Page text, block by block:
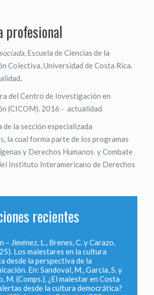
profesional
, Escuela de Ciencias de la
Colectiva, Universidad de Costa Rica.
del Centro de Investigación en
(CICOM). 2016 - actualidad
la sección especializada
la cual forma parte de los programas
y Derechos Humanos y Combate
Instituto Interamericano de Derechos
recientes
– Jiménez, L., Brenes, C. y Carazo,
Los malestares en la cultura
desde la perspectiva de la
En: Sandoval, M., Garcia, S. y
M. (Comps.), ¿El malestar en Costa
desde la cultura democrática?